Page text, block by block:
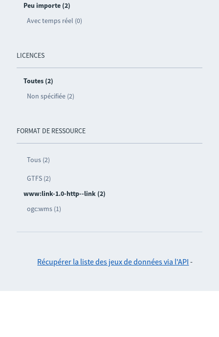
Peu importe (2)
Avec temps réel (0)
LICENCES
Toutes (2)
Non spécifiée (2)
FORMAT DE RESSOURCE
Tous (2)
GTFS (2)
www:link-1.0-http--link (2)
ogc:wms (1)
Récupérer la liste des jeux de données via l'API -